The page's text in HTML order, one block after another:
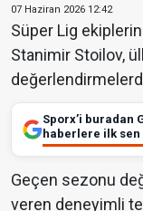
07 Haziran 2026 12:42
Süper Lig
Stanimir Stoilov,
Sporx’i buradan
haberlere ilk sen
Geçen sezonu
veren deneyimli